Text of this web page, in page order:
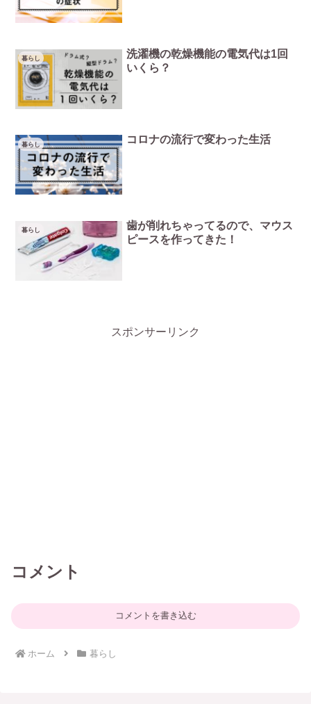
暮らし
洗濯機の乾燥機能の電気代は1回
いくら？
暮らし コロナの流行で変わった生活
暮らし
歯が削れちゃってるので、マウス
ピースを作ってきた！
スポンサーリンク
コメント
コメントを書き込む
ホーム 暮らし